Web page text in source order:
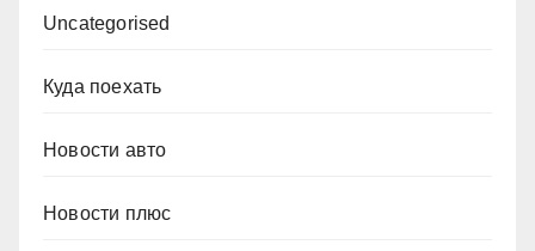
Uncategorised
Куда поехать
Новости авто
Новости плюс